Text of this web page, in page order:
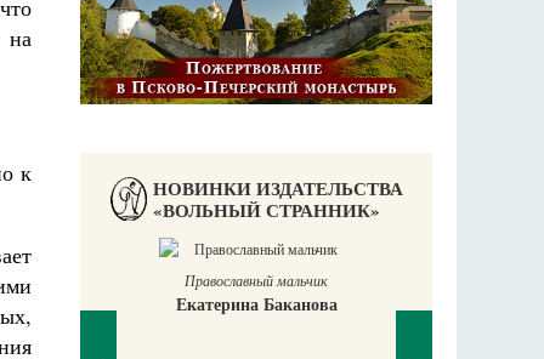
на
к
НОВИНКИ ИЗДАТЕЛЬСТВА
«ВОЛЬНЫЙ СТРАННИК»